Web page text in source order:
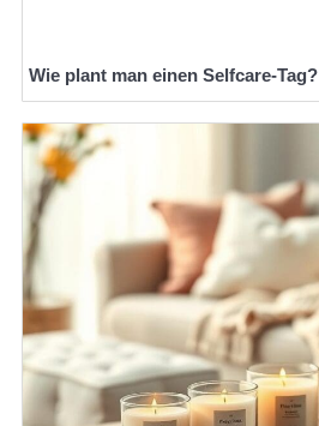
Wie plant man einen Selfcare-Tag?